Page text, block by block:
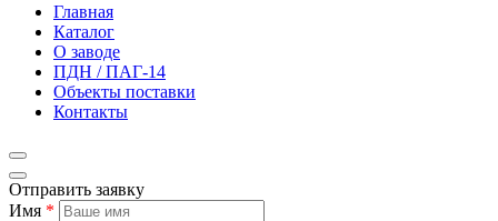
Главная
Каталог
О заводе
ПДН / ПАГ-14
Объекты поставки
Контакты
Отправить заявку
Имя *